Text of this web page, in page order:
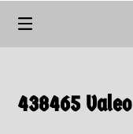
438465 Valeo